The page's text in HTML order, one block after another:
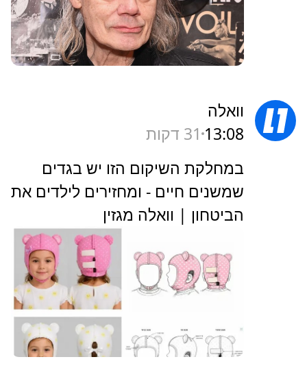
וואלה
13:08 31 דקות
במחלקת השיקום הזו יש בגדים
שמשנים חיים - ומחזירים לילדים את
הביטחון | וואלה מגזין